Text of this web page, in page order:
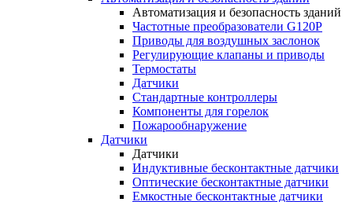
Автоматизация и безопасность зданий
Частотные преобразователи G120P
Приводы для воздушных заслонок
Регулирующие клапаны и приводы
Термостаты
Датчики
Стандартные контроллеры
Компоненты для горелок
Пожарообнаружение
Датчики
Датчики
Индуктивные бесконтактные датчики
Оптические бесконтактные датчики
Емкостные бесконтактные датчики